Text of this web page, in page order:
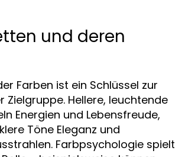
und deren
Farben ist ein Schlüssel zur
Zielgruppe. Hellere, leuchtende
Energien und Lebensfreude,
Töne Eleganz und
Farbpsychologie spielt